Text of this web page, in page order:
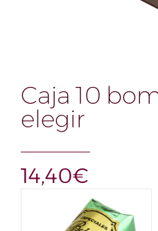
Caja 10
elegir
14,40€